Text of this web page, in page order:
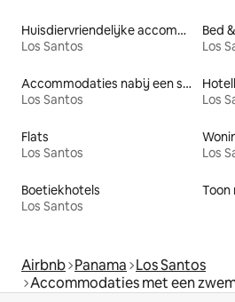
Huisdiervriendelijke accommodaties
Los Santos
Bed
Los
Accommodaties nabij een strand
Los Santos
Los
Flats
Los Santos
Los
Boetiekhotels
Los Santos
Toon
Airbnb Panama Los Santos
Accommodaties met een